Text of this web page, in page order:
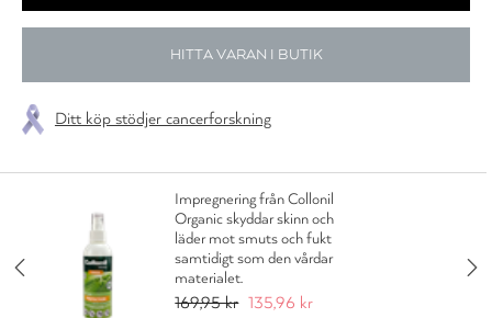
HITTA VARAN I BUTIK
Ditt köp stödjer cancerforskning
Impregnering från Collonil
Organic skyddar skinn och
läder mot smuts och fukt
samtidigt som den vårdar
materialet.
169,95 kr 135,96 kr